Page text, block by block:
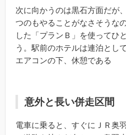
次に向かうのは黒石方面だが
つのもやることがなさそうな
した「プランＢ」を使ってひ
う。駅前のホテルは連泊とし
エアコンの下、休憩である
意外と長い併走区間
電車に乗ると、すぐにＪＲ奥